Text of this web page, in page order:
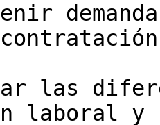
las
laboral y